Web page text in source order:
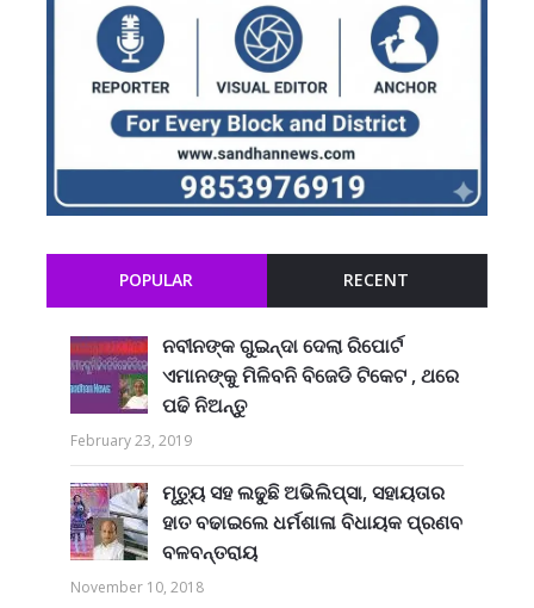
POPULAR RECENT
ନବୀନଙ୍କ ଗୁଇନ୍ଦା ଦେଲା ରିପୋର୍ଟ
ଏମାନଙ୍କୁ ମିଳିବନି ବିଜେଡି ଟିକେଟ , ଥରେ
ପଢି ନିଅନ୍ତୁ
February 23, 2019
ମୃତ୍ୟୁ ସହ ଲଢୁଛି ଅଭିଲିପ୍ସା, ସହାୟତାର
ହାତ ବଢାଇଲେ ଧର୍ମଶାଳା ବିଧାୟକ ପ୍ରଣବ
ବଳବନ୍ତରାୟ
November 10, 2018